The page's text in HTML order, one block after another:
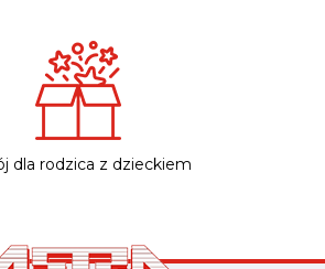
dla rodzica z dzieckiem